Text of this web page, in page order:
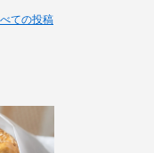
ての投稿